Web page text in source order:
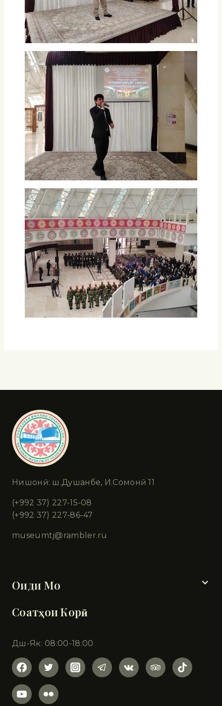
Нишонӣ: ш.Душанбе, И.Сомонӣ 11
(+992 37) 227-15-08
(+992 37) 227-86-47
museumtj@rambler.ru
Оиди Мо
Соатҳои Корӣ
Дш-Як: 08:00-18:00